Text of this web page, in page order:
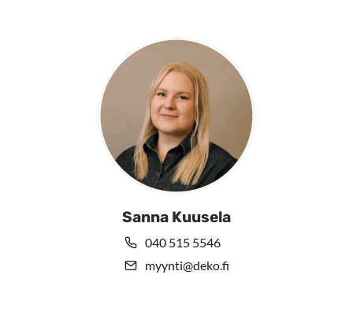
Sanna Kuusela
040 515 5546
myynti@deko.fi